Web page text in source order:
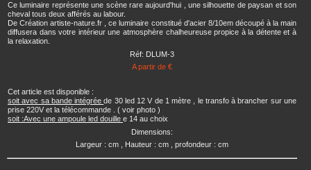
Ce luminaire représente une scène rare aujourd'hui , une silhouette de paysan et son
cheval tous deux afférés au labour.
De Création artiste-nature.fr , ce luminaire constitué d'acier 8/10em découpé à la main
diffusera dans votre intérieur une atmosphère chalheureuse propice à la détente et à
la relaxation.
Réf: DLUM-3
A partir de €
Cet article est disponible :
soit avec sa bande intégréede 30 led 12 V de 1 mètre , le transfo à brancher sur une
prise 220V et la télécommande . ( voir photo )
soit :Avec une ampoule led douillee 14 au choix
Dimensions:
Largeur : cm , Hauteur : cm , profondeur : cm